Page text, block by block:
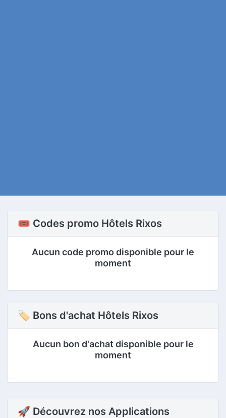
🎟️ Codes promo Hôtels Rixos
Aucun code promo disponible pour le
moment
🏷 Bons d'achat Hôtels Rixos
Aucun bon d'achat disponible pour le
moment
🚀 Découvrez nos Applications